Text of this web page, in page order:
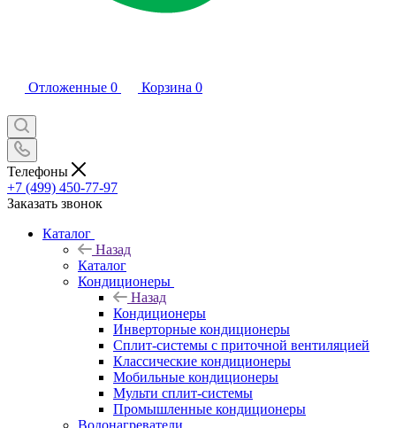
Отложенные 0 Корзина 0
Телефоны
+7 (499) 450-77-97
Заказать звонок
Каталог
Назад
Каталог
Кондиционеры
Назад
Кондиционеры
Инверторные кондиционеры
Сплит-системы с приточной вентиляцией
Классические кондиционеры
Мобильные кондиционеры
Мульти сплит-системы
Промышленные кондиционеры
Водонагреватели